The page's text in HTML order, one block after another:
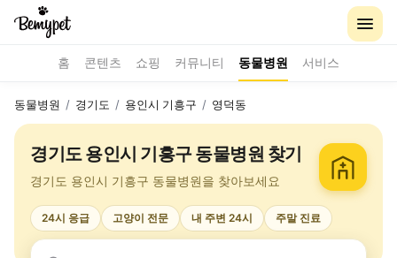
홈 콘텐츠 쇼핑 커뮤니티 동물병원 서비스
동물병원 / 경기도 / 용인시 기흥구 / 영덕동
경기도 용인시 기흥구 동물병원 찾기
경기도 용인시 기흥구 동물병원을 찾아보세요
24시 응급 고양이 전문 내 주변 24시 주말 진료